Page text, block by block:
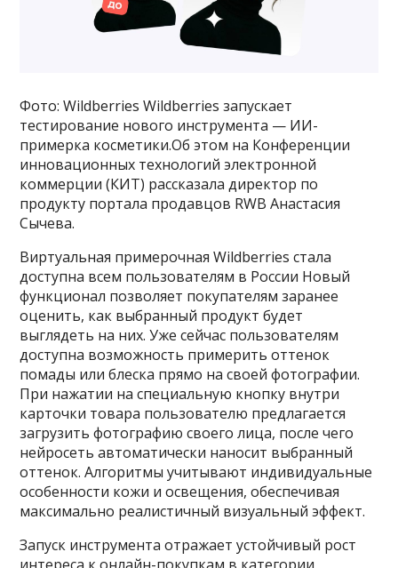
Фото: Wildberries Wildberries запускает
тестирование нового инструмента — ИИ-
примерка косметики.Об этом на Конференции
инновационных технологий электронной
коммерции (КИТ) рассказала директор по
продукту портала продавцов RWB Анастасия
Сычева.
Виртуальная примерочная Wildberries стала
доступна всем пользователям в России Новый
функционал позволяет покупателям заранее
оценить, как выбранный продукт будет
выглядеть на них. Уже сейчас пользователям
доступна возможность примерить оттенок
помады или блеска прямо на своей фотографии.
При нажатии на специальную кнопку внутри
карточки товара пользователю предлагается
загрузить фотографию своего лица, после чего
нейросеть автоматически наносит выбранный
оттенок. Алгоритмы учитывают индивидуальные
особенности кожи и освещения, обеспечивая
максимально реалистичный визуальный эффект.
Запуск инструмента отражает устойчивый рост